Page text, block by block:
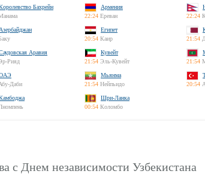
Бахрейн
Армения
22:24 Ереван
22:24
Азербайджан
Египет
20:54 Каир
21:54
Аравия
Рияд
Кувейт
21:54 Эль-Кувейт
21:54
Даби
Мьянма
21:54 Нейпьидо
20:54
Шри-Ланка
00:54 Коломбо
с Днем независимости Узбекистана